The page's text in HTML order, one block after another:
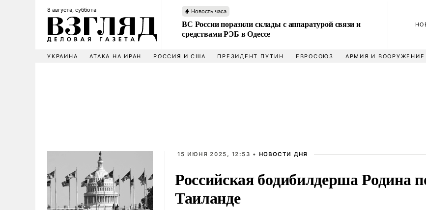
8 августа, суббота Новость часа
ВС России поразили склады с аппаратурой связи и
средствами РЭБ в Одессе
УКРАИНА АТАКА НА ИРАН РОССИЯ И США ПРЕЗИДЕНТ ПУТИН ЕВРОСОЮЗ АРМИЯ И ВООРУЖЕНИЕ
15 ИЮНЯ 2025, 12:53 • НОВОСТИ ДНЯ
Российская бодибилдерша Родина
Таиланде